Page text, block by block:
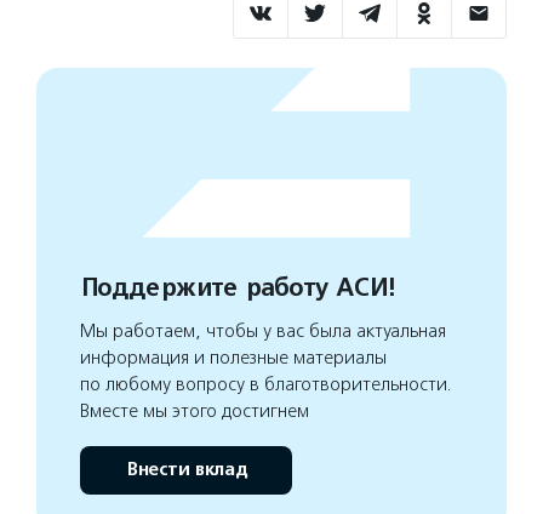
Поддержите работу АСИ!
Мы работаем, чтобы у вас была актуальная
информация и полезные материалы
по любому вопросу в благотворительности.
Вместе мы этого достигнем
Внести вклад